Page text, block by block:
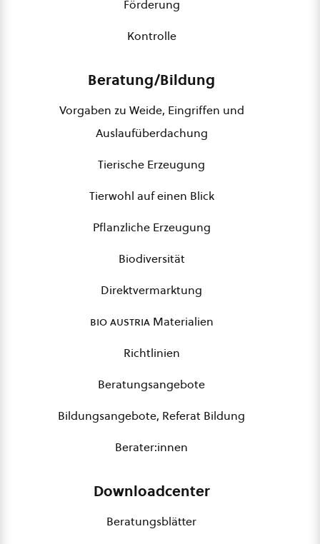
Förderung
Kontrolle
Beratung/Bildung
Vorgaben zu Weide, Eingriffen und
Auslaufüberdachung
Tierische Erzeugung
Tierwohl auf einen Blick
Pflanzliche Erzeugung
Biodiversität
Direktvermarktung
bio austriaMaterialien
Richtlinien
Beratungsangebote
Bildungsangebote, Referat Bildung
Berater:innen
Downloadcenter
Beratungsblätter